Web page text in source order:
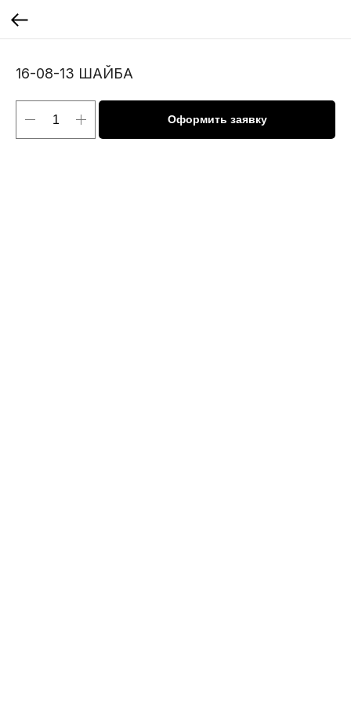
16-08-13 ШАЙБА
Оформить заявку